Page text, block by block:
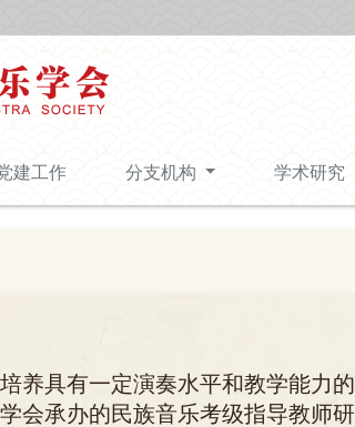
建工作 分支机构 学术研究
养具有一定演奏水平和教学能力
会承办的民族音乐考级指导教师